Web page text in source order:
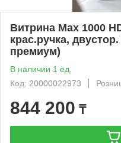
Витрина Max 1000
крас.ручка,
премиум)
В наличии 1 ед.
Код: 20000022973
844 200 ₸